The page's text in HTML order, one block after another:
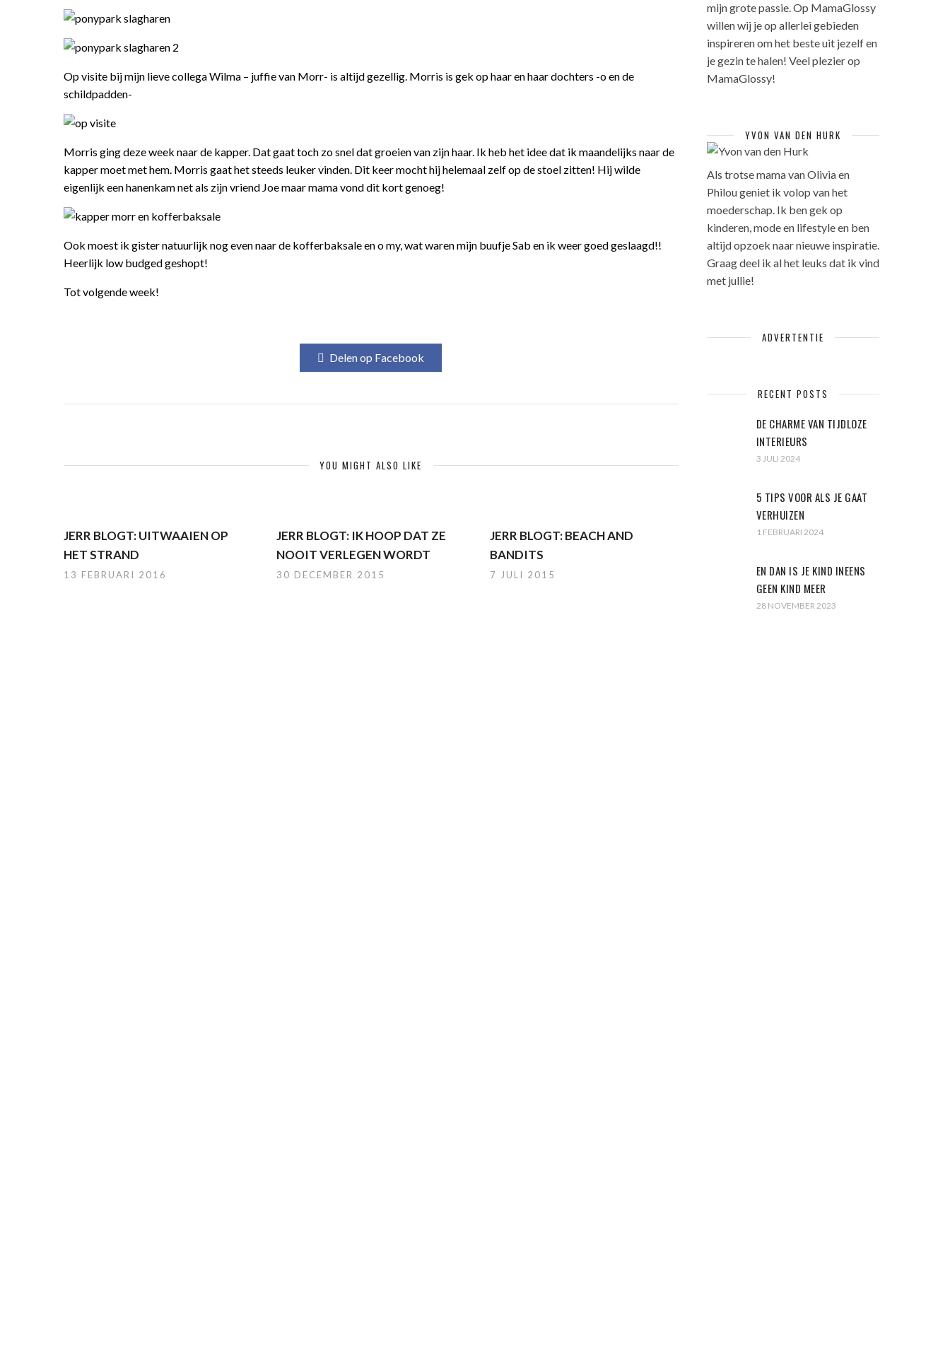
Op visite bij mijn lieve collega Wilma – juffie van Morr- is altijd gezellig. Morris is gek op haar en haar dochters -o en de
schildpadden-
Morris ging deze week naar de kapper. Dat gaat toch zo snel dat groeien van zijn haar. Ik heb het idee dat ik maandelijks naar de
kapper moet met hem. Morris gaat het steeds leuker vinden. Dit keer mocht hij helemaal zelf op de stoel zitten! Hij wilde
eigenlijk een hanenkam net als zijn vriend Joe maar mama vond dit kort genoeg!
Ook moest ik gister natuurlijk nog even naar de kofferbaksale en o my, wat waren mijn buufje Sab en ik weer goed geslaagd!!
Heerlijk low budged geshopt!
Tot volgende week!
Delen op Facebook
YOU MIGHT ALSO LIKE
JERR BLOGT: UITWAAIEN OP
HET STRAND
13 FEBRUARI 2016
JERR BLOGT: IK HOOP DAT ZE
NOOIT VERLEGEN WORDT
30 DECEMBER 2015
JERR BLOGT: BEACH AND
BANDITS
7 JULI 2015
mijn grote passie. Op MamaGlossy
willen wij je op allerlei gebieden
inspireren om het beste uit jezelf en
je gezin te halen! Veel plezier op
MamaGlossy!
YVON VAN DEN HURK
Als trotse mama van Olivia en
Philou geniet ik volop van het
moederschap. Ik ben gek op
kinderen, mode en lifestyle en ben
altijd opzoek naar nieuwe inspiratie.
Graag deel ik al het leuks dat ik vind
met jullie!
ADVERTENTIE
RECENT POSTS
DE CHARME VAN TIJDLOZE
INTERIEURS
3 JULI 2024
5 TIPS VOOR ALS JE GAAT
VERHUIZEN
1 FEBRUARI 2024
EN DAN IS JE KIND INEENS
GEEN KIND MEER
28 NOVEMBER 2023